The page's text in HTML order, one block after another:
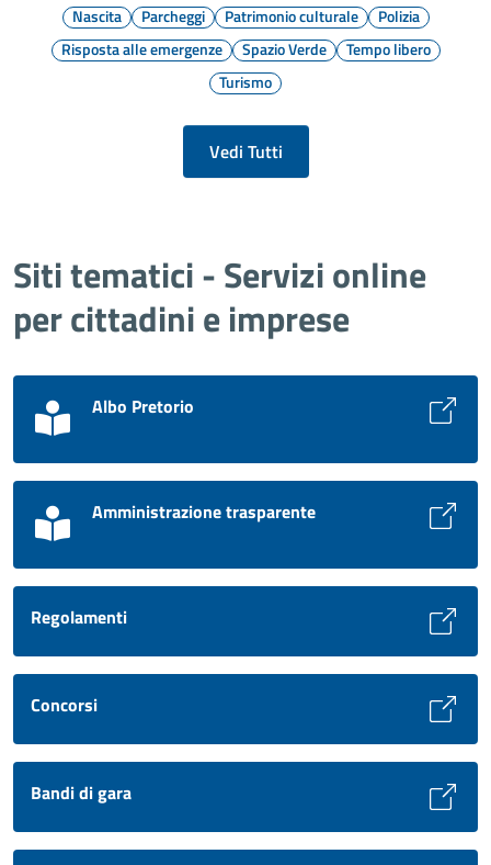
Nascita
Parcheggi Patrimonio culturale
Polizia
Risposta alle emergenze
Spazio Verde
Tempo libero
Turismo
Vedi Tutti
Siti tematici - Servizi online
per cittadini e imprese
Albo Pretorio
Amministrazione trasparente
Regolamenti
Concorsi
Bandi di gara